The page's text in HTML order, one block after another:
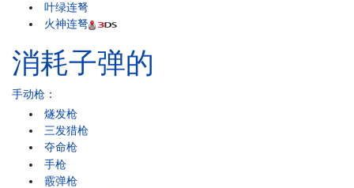
叶绿连弩
火神连弩
消耗子弹的
手动枪 ：
燧发枪
三发猎枪
夺命枪
手枪
霰弹枪